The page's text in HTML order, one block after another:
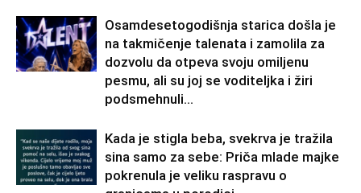
Osamdesetogodišnja starica došla je
na takmičenje talenata i zamolila za
dozvolu da otpeva svoju omiljenu
pesmu, ali su joj se voditeljka i žiri
podsmehnuli...
Kada je stigla beba, svekrva je tražila
sina samo za sebe: Priča mlade majke
pokrenula je veliku raspravu o